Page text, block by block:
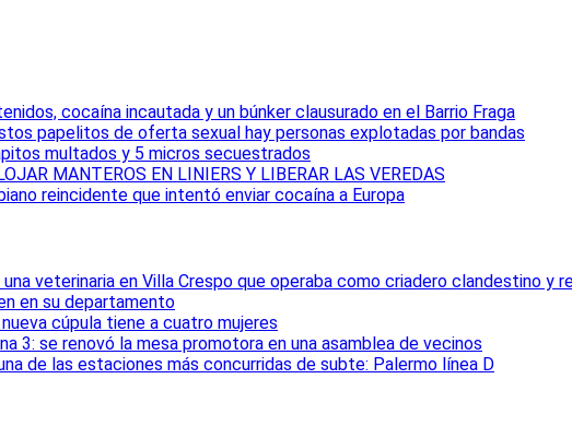
cocaína incautada y un búnker clausurado en el Barrio Fraga
papelitos de oferta sexual hay personas explotadas por bandas
multados y 5 micros secuestrados
MANTEROS EN LINIERS Y LIBERAR LAS VEREDAS
reincidente que intentó enviar cocaína a Europa
una veterinaria en Villa Crespo que operaba como criadero clandestino y
en su departamento
cúpula tiene a cuatro mujeres
3: se renovó la mesa promotora en una asamblea de vecinos
de las estaciones más concurridas de subte: Palermo línea D